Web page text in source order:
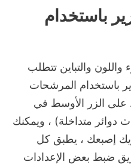
باستخدام
واللون والتباين تتطلب
باستخدام المرشحات
الزر الأوسط في
دوائر متداخلة) ، ويمكنك
إصبعك ، يطبق كل
ضبط بعض الإعدادات